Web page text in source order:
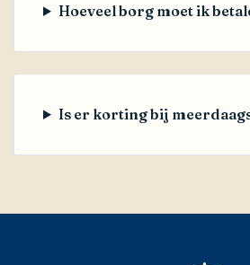
Hoeveel borg moet ik
Is er korting bij